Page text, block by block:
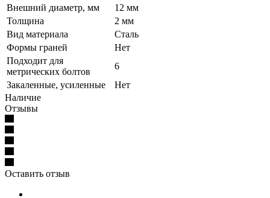
Внешний диаметр, мм
12 мм
Толщина
2 мм
Вид материала
Сталь
Формы граней
Нет
Подходит для
метрических болтов
6
Закаленные, усиленные
Нет
Наличие
Отзывы
Оставить отзыв